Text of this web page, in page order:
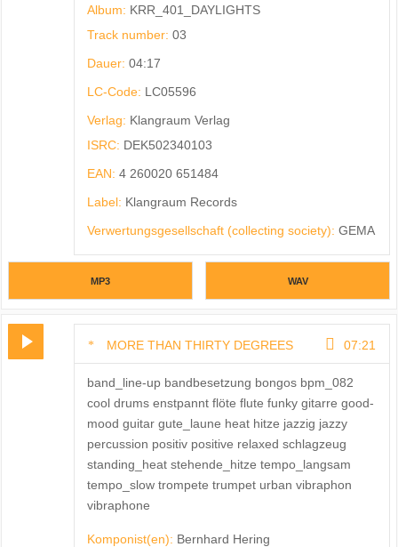
Album: KRR_401_DAYLIGHTS
Track number: 03
Dauer: 04:17
LC-Code: LC05596
Verlag: Klangraum Verlag
ISRC: DEK502340103
EAN: 4 260020 651484
Label: Klangraum Records
Verwertungsgesellschaft (collecting society): GEMA
MP3 WAV
MORE THAN THIRTY DEGREES 07:21
band_line-up bandbesetzung bongos bpm_082
cool drums enstpannt flöte flute funky gitarre good-
mood guitar gute_laune heat hitze jazzig jazzy
percussion positiv positive relaxed schlagzeug
standing_heat stehende_hitze tempo_langsam
tempo_slow trompete trumpet urban vibraphon
vibraphone
Komponist(en): Bernhard Hering